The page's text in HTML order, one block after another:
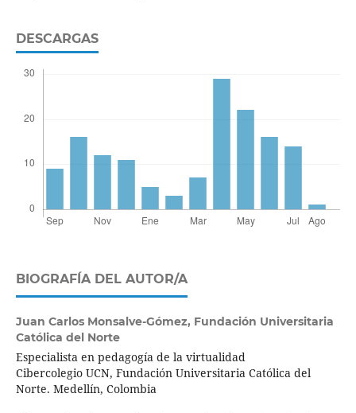
DESCARGAS
BIOGRAFÍA DEL AUTOR/A
Juan Carlos Monsalve-Gómez, Fundación Universitaria
Católica del Norte
Especialista en pedagogía de la virtualidad
Cibercolegio UCN, Fundación Universitaria Católica del
Norte. Medellín, Colombia